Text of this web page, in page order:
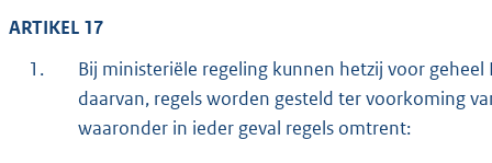
ARTIKEL 17
1.
Bij ministeriële regeling kunnen hetzij voor
daarvan, regels worden gesteld ter voorkoming
waaronder in ieder geval regels omtrent: